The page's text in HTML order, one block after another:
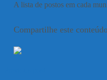
A lista de postos em cada
Compartilhe este